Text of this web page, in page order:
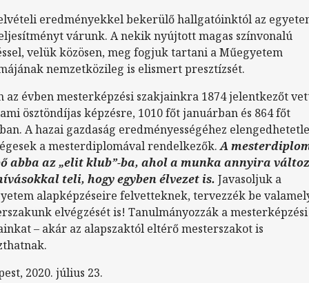
eredményekkel bekerülő hallgatóinktól az
várunk. A nekik nyújtott magas színvonalú
velük közösen, meg fogjuk tartani a Műegyetem
nemzetközileg is elismert presztízsét.
az évben mesterképzési szakjainkra 1874 jelentkezőt
ösztöndíjas képzésre, 1010 főt januárban és 864 főt
A hazai gazdaság eredményességéhez
a mesterdiplomával rendelkezők.A
abba az „elit klub”-ba, ahol a munka annyira
teli, hogy egyben élvezet is. Javasoljuk a
alapképzéseire felvetteknek, tervezzék be
elvégzését is! Tanulmányozzák a mesterképzési
– akár az alapszaktól eltérő mesterszakot is
2020. július 23.